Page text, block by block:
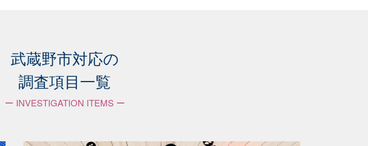
武蔵野市対応の
調査項目一覧
ー INVESTIGATION ITEMS ー